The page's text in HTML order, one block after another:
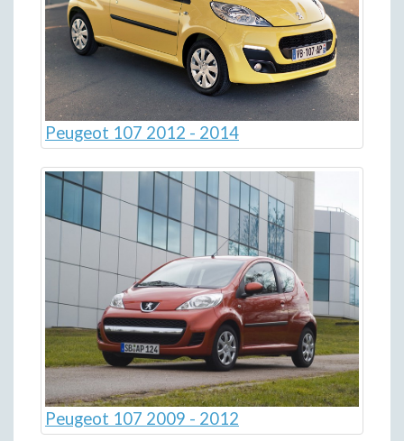
Peugeot 107 2012 - 2014
Peugeot 107 2009 - 2012